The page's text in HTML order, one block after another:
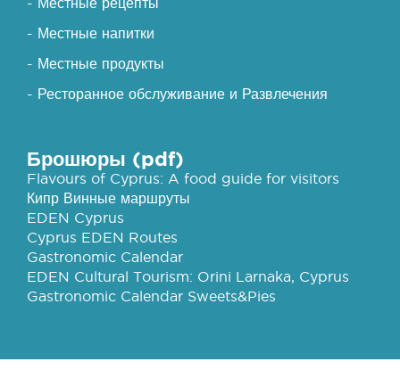
- Местные напитки
- Местные продукты
- Ресторанное обслуживание и Развлечения
Брошюры (pdf)
Flavours of Cyprus: A food guide for visitors
Кипр Винные маршруты
EDEN Cyprus
Cyprus EDEN Routes
Gastronomic Calendar
EDEN Cultural Tourism: Orini Larnaka, Cyprus
Gastronomic Calendar Sweets&Pies